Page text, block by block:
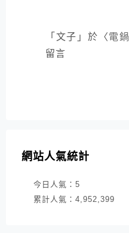
「 文子 」於〈電
留言
網站人氣統計
今日人氣： 5
累計人氣： 4,952,399